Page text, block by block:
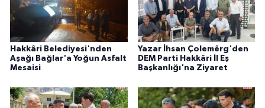
Hakkâri Belediyesi'nden
Aşağı Bağlar'a Yoğun Asfalt
Mesaisi
Yazar İhsan Çolemêrg'den
DEM Parti Hakkâri İl Eş
Başkanlığı'na Ziyaret